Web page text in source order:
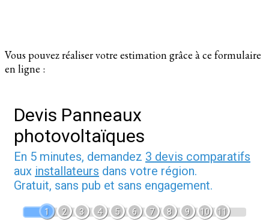
Vous pouvez réaliser votre estimation grâce à ce formulaire
en ligne :
Devis Panneaux
photovoltaïques
En 5 minutes, demandez 3 devis comparatifs
aux installateurs dans votre région.
Gratuit, sans pub et sans engagement.
1 2 3 4 5 6 7 8 9 10 11